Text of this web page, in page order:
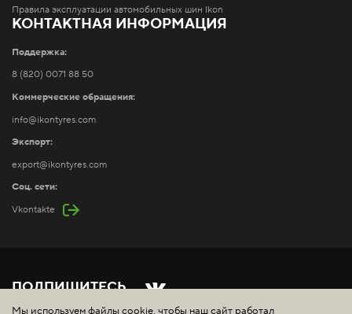
Правила эксплуатации автомобильных шин Ikon
КОНТАКТНАЯ ИНФОРМАЦИЯ
Поддержка:
8 (820) 0071 88 50
Коммерческие обращения:
info@ikontyres.com
Экспорт:
export@ikontyres.com
Соц. сети:
Vkontakte
ПОДПИШИТЕСЬ
Мы используем файлы cookie, чтобы наш сайт работал